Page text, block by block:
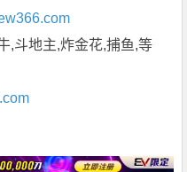
,斗地主,炸金花,捕鱼,等